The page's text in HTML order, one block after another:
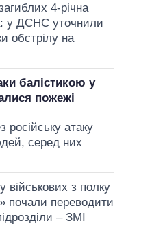
4-річна
у ДСНС уточнили
обстрілу на
балістикою у
пожежі
російську атаку
серед них
військових з полку
почали переводити
– ЗМІ